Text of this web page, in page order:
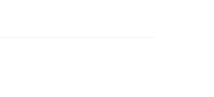
영을 떠올리며 수